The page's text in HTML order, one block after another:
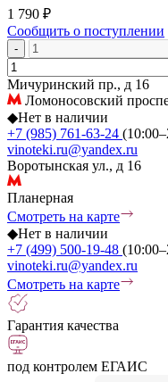
1 790 ₽
Сообщить о поступлении
-
Мичуринский пр., д 16
Ломоносовский
◆Нет в наличии
+7 (985) 761-63-24
vinoteki.ru@yandex.ru
Воротынская ул., д 16
Планерная
Смотреть на карте
◆Нет в наличии
+7 (499) 500-19-48
vinoteki.ru@yandex.ru
Смотреть на карте
Гарантия качества
под контролем ЕГАИС